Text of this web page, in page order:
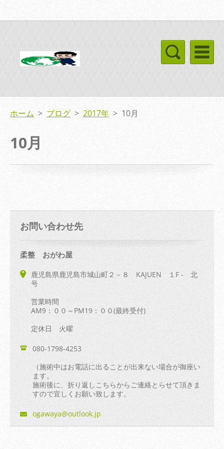
ホーム > ブログ > 2017年 > 10月
10月
お問い合わせ先
柔整 おがわ屋
鹿児島県鹿児島市城山町２－８ KAJUEN １F - 北
号
営業時間
AM9：００～PM19：００(最終受付)
定休日 火曜
080-1798-4253
（施術中はお電話に出ることが出来ない場合が御座い
ます。
施術後に、折り返しこちらからご連絡とらせて頂きま
すので宜しくお願い致します。
ogawaya@outlook.jp